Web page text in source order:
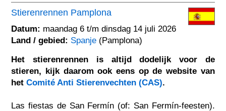
Stierenrennen Pamplona
Datum: maandag 6 t/m dinsdag 14 juli 2026
Land / gebied: Spanje (Pamplona)
Het stierenrennen is altijd dodelijk voor de
stieren, kijk daarom ook eens op de website van
hetComité Anti Stierenvechten (CAS).
Las fiestas de San Fermín (of: San Fermín-feesten).